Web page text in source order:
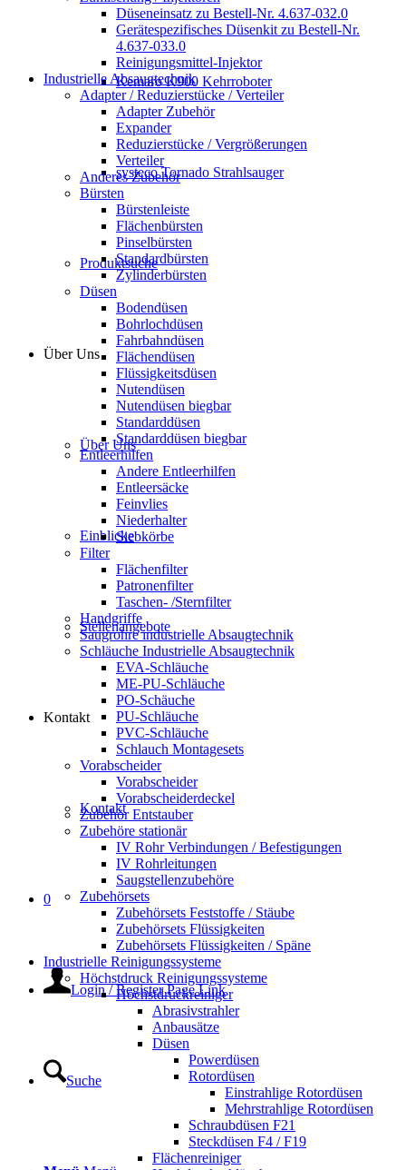
Kemaro K900 Kehrroboter
systeco Tornado Strahlsauger
Produktsuche
Über Uns
Über Uns
Einblicke
Stellenangebote
Kontakt
Kontakt
0
Login / Register Page Link
Suche
Düseneinsatz zu Bestell-Nr. 4.637-032.0
Gerätespezifisches Düsenkit zu Bestell-Nr.
4.637-033.0
Reinigungsmittel-Injektor
Industrielle Absaugtechnik
Adapter / Reduzierstücke / Verteiler
Adapter Zubehör
Expander
Reduzierstücke / Vergrößerungen
Verteiler
Anderes Zubehör
Bürsten
Bürstenleiste
Flächenbürsten
Pinselbürsten
Standardbürsten
Zylinderbürsten
Düsen
Bodendüsen
Bohrlochdüsen
Fahrbahndüsen
Flächendüsen
Flüssigkeitsdüsen
Nutendüsen
Nutendüsen biegbar
Standarddüsen
Standarddüsen biegbar
Entleerhilfen
Andere Entleerhilfen
Entleersäcke
Feinvlies
Niederhalter
Siebkörbe
Filter
Flächenfilter
Patronenfilter
Taschen- /Sternfilter
Handgriffe
Saugrohre industrielle Absaugtechnik
Schläuche Industrielle Absaugtechnik
EVA-Schläuche
ME-PU-Schläuche
PO-Schäuche
PU-Schläuche
PVC-Schläuche
Schlauch Montagesets
Vorabscheider
Vorabscheider
Vorabscheiderdeckel
Zubehör Entstauber
Zubehöre stationär
IV Rohr Verbindungen / Befestigungen
IV Rohrleitungen
Saugstellenzubehöre
Zubehörsets
Zubehörsets Feststoffe / Stäube
Zubehörsets Flüssigkeiten
Zubehörsets Flüssigkeiten / Späne
Industrielle Reinigungssysteme
Höchstdruck Reinigungssysteme
Höchstdruckreiniger
Abrasivstrahler
Anbausätze
Düsen
Powerdüsen
Rotordüsen
Einstrahlige Rotordüsen
Mehrstrahlige Rotordüsen
Schraubdüsen F21
Steckdüsen F4 / F19
Flächenreiniger